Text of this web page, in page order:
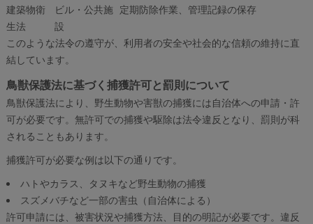
建築物衛
生法
ビル・公共施
設
定期防除作業、管理記録の保存
このような法令の遵守が、利用者の安全や社会的な信頼の維持に直
結しています。
鳥獣保護法に基づく捕獲許可と罰則について
鳥獣保護法により、野生動物や害獣の捕獲には自治体への申請・許
可が必要です。無許可での捕獲や駆除は法令違反となり、罰則が科
されることもあります。
捕獲許可が必要な例は以下の通りです。
ハトやカラス、タヌキなど野生動物の捕獲
スズメバチなど一部の害虫（自治体による）
許可申請には、被害状況や捕獲方法、目的の明記が必要です。違反